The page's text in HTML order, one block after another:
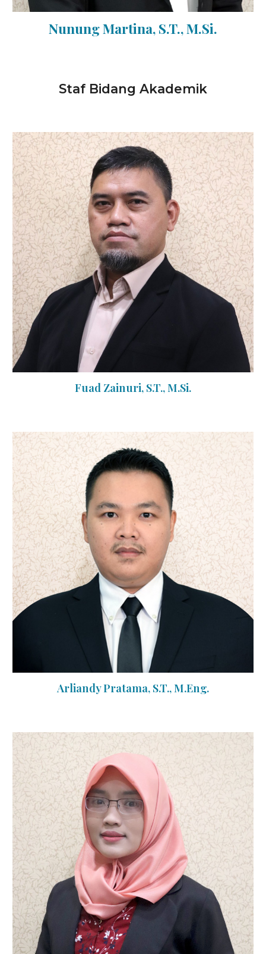
Nunung Martina, S.T., M.Si.
Staf Bidang Akademik
Fuad Zainuri, S.T., M.Si.
Arliandy Pratama, S.T., M.Eng.